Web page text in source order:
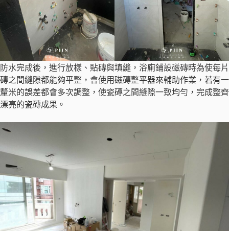
防水完成後，進行放樣、貼磚與填縫，浴廁鋪設磁磚時為使每片
磚之間縫隙都能夠平整，會使用磁磚整平器來輔助作業，若有一
釐米的誤差都會多次調整，使瓷磚之間縫隙一致均勻，完成整齊
漂亮的瓷磚成果。